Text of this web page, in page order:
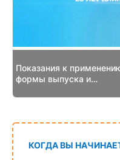
Показания к
формы выпуска и…
КОГДА ВЫ